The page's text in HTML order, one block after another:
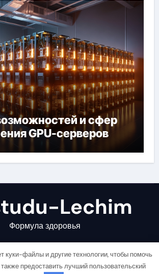
и сфер
GPU-серверов
Lechim
Формула здоровья
куки-файлы и другие технологии, чтобы помочь
также предоставить лучший пользовательский